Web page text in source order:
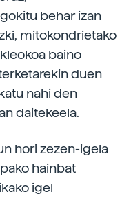
behar izan
mitokondrietako
baino
duen
nahi den
daitekeela.
hori zezen-igela
hainbat
igel